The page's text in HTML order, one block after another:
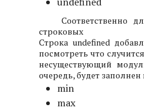
Соответственно
строковых
Строка undefined
посмотреть что
несуществующий
очередь, будет
min
max